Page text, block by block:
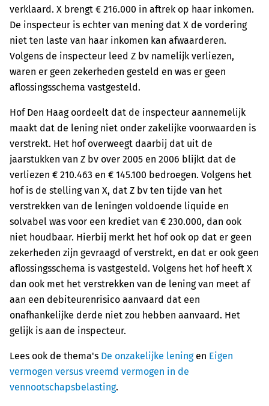
verklaard. X brengt € 216.000 in aftrek op haar inkomen.
De inspecteur is echter van mening dat X de vordering
niet ten laste van haar inkomen kan afwaarderen.
Volgens de inspecteur leed Z bv namelijk verliezen,
waren er geen zekerheden gesteld en was er geen
aflossingsschema vastgesteld.
Hof Den Haag oordeelt dat de inspecteur aannemelijk
maakt dat de lening niet onder zakelijke voorwaarden is
verstrekt. Het hof overweegt daarbij dat uit de
jaarstukken van Z bv over 2005 en 2006 blijkt dat de
verliezen € 210.463 en € 145.100 bedroegen. Volgens het
hof is de stelling van X, dat Z bv ten tijde van het
verstrekken van de leningen voldoende liquide en
solvabel was voor een krediet van € 230.000, dan ook
niet houdbaar. Hierbij merkt het hof ook op dat er geen
zekerheden zijn gevraagd of verstrekt, en dat er ook geen
aflossingsschema is vastgesteld. Volgens het hof heeft X
dan ook met het verstrekken van de lening van meet af
aan een debiteurenrisico aanvaard dat een
onafhankelijke derde niet zou hebben aanvaard. Het
gelijk is aan de inspecteur.
Lees ook de thema's De onzakelijke leningen Eigen
vermogen versus vreemd vermogen in de
vennootschapsbelasting.